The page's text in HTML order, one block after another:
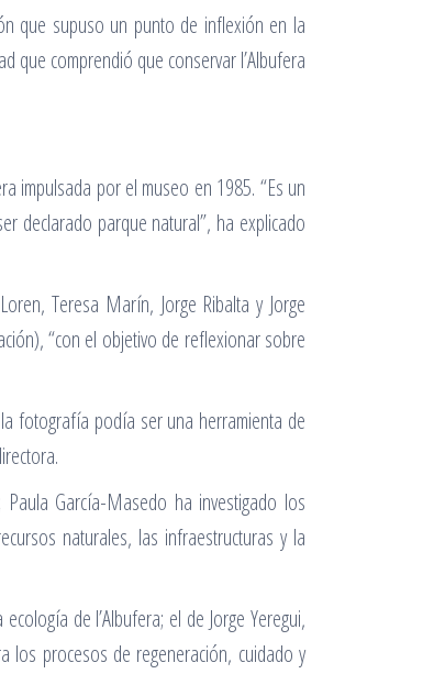
que supuso un punto de inflexión en la
que comprendió que conservar l’Albufera
impulsada por el museo en 1985. “Es un
declarado parque natural”, ha explicado
Teresa Marín, Jorge Ribalta y Jorge
“con el objetivo de reflexionar sobre
fotografía podía ser una herramienta de
García-Masedo ha investigado los
naturales, las infraestructuras y la
de l’Albufera; el de Jorge Yeregui,
los procesos de regeneración, cuidado y